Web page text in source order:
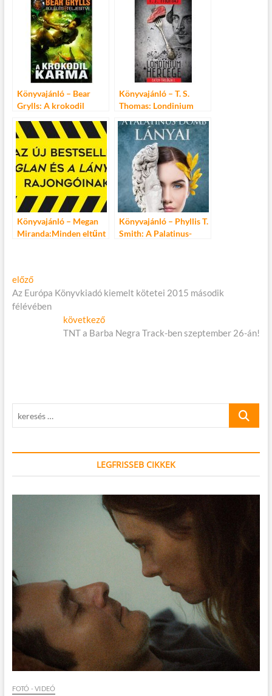
Könyvajánló – Bear
Grylls: A krokodil
Könyvajánló – T. S.
Thomas: Londinium
Könyvajánló – Megan
Miranda:Minden eltűnt
Könyvajánló – Phyllis T.
Smith: A Palatinus-
Bejegyzés
navigáció
előzőElőző
cikk:
Az Európa Könyvkiadó kiemelt kötetei 2015 második
félévében
következőKövetkező
cikk:
TNT a Barba Negra Track-ben szeptember 26-án!
keresés
LEGFRISSEB CIKKEK
FOTÓ - VIDEÓ